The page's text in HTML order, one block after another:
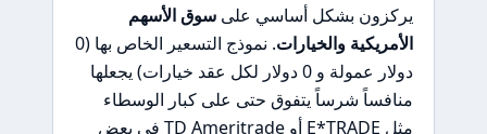
يركزون بشكل أساسي علىسوق الأسهم
الأمريكية والخيارات
. نموذج التسعير الخاص بها (0
دولار عمولة و 0 دولار لكل عقد خيارات) يجعلها
منافساً شرساً يتفوق حتى على كبار الوسطاء
مثل E*TRADE أو TD Ameritrade في بعض